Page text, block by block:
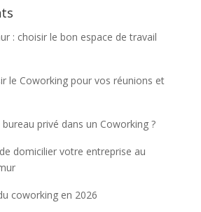
: choisir le bon espace de travail
le Coworking pour vos réunions et
privé dans un Coworking ?
domicilier votre entreprise au
coworking en 2026